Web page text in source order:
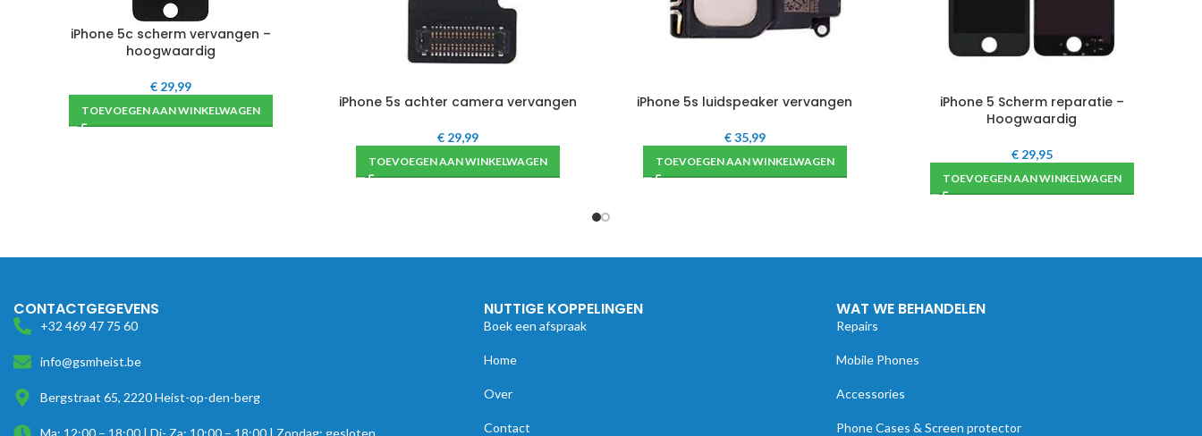
iPhone 5c scherm vervangen –
hoogwaardig
€29,99
TOEVOEGEN AAN WINKELWAGEN iPhone 5s achter camera vervangen
€29,99
TOEVOEGEN AAN WINKELWAGEN
iPhone 5s luidspeaker vervangen
€35,99
TOEVOEGEN AAN WINKELWAGEN
iPhone 5 Scherm reparatie –
Hoogwaardig
€29,95
TOEVOEGEN AAN WINKELWAGEN
CONTACTGEGEVENS
+32 469 47 75 60
info@gsmheist.be
Bergstraat 65, 2220 Heist-op-den-berg
Ma: 12:00 – 18:00 | Di- Za: 10:00 – 18:00 | Zondag: gesloten
NUTTIGE KOPPELINGEN
Boek een afspraak
Home
Over
Contact
WAT WE BEHANDELEN
Repairs
Mobile Phones
Accessories
Phone Cases & Screen protector